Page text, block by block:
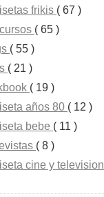
frikis ( 67 )
( 65 )
( 55 )
( 21 )
( 19 )
años 80 ( 12 )
bebe ( 11 )
( 8 )
cine y television